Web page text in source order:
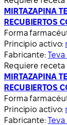
MIRTAZAPINA
RECUBIERTOS
Forma
Principio activo:
Fabricante: Teva
Requiere receta
MIRTAZAPINA
RECUBIERTOS
Forma
Principio activo:
Fabricante: Teva